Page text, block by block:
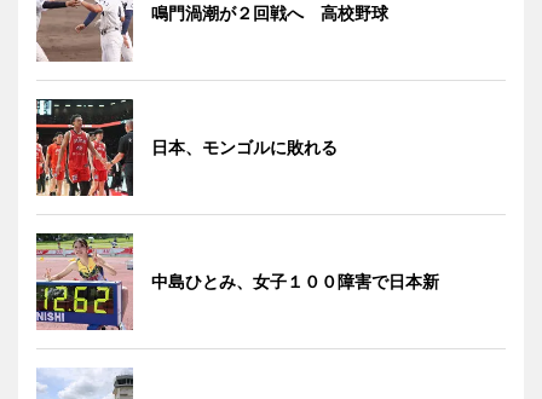
鳴門渦潮が２回戦へ 高校野球
日本、モンゴルに敗れる
中島ひとみ、女子１００障害で日本新